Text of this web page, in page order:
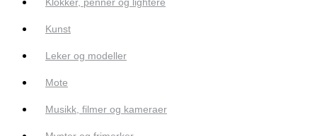
Kunst
Leker og modeller
Mote
Musikk, filmer og kameraer